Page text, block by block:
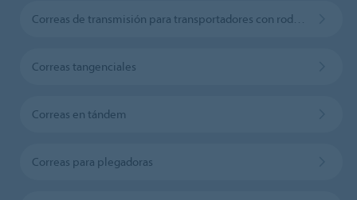
Correas tangenciales
Correas en tándem
Correas para plegadoras